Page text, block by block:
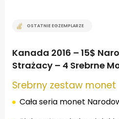
OSTATNIE EGZEMPLARZE
Kanada 2016 – 15$
Strażacy – 4 Srebrne
Srebrny zestaw monet
Cała seria monet